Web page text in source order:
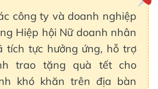
công ty và doanh nghiệp
Hiệp hội Nữ doanh nhân
tích tực hưởng ứng, hỗ trợ
trao tặng quà tết cho
khó khăn trên địa bàn